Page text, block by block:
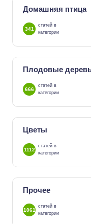
Домашняя птица
341
статей в
категории
Плодовые
666
статей в
категории
Цветы
1112
статей в
категории
Прочее
1061
статей в
категории